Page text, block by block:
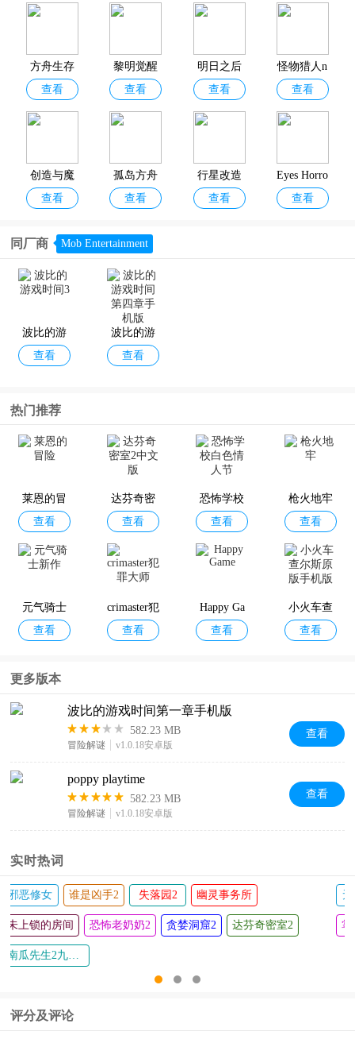
中玩家可以探索广阔的世界地图，并解锁各种任务、副本和隐藏地
来愉快的游戏体验，无论你是喜欢冒险、解谜还是探索新世界，这些
游戏都能满足你的需求！
方舟生存
进化手机
版
查看
黎明觉醒
生机官方
正版
查看
明日之后
最新版本2
026
查看
怪物猎人n
ow
查看
创造与魔
法2026最
查看
孤岛方舟
(SurvivalA
查看
行星改造
中文版
查看
Eyes Horro
r
查看
暴风雪超
机版
海克泽尼
亚
查看
险
查看
王朝手游
Tree)
同厂商 Mob Entertainment
波比的游
戏时间3
查看
波比的游
戏时间第
查看
热门推荐
莱恩的冒
险
查看
达芬奇密
室2中文版
查看
恐怖学校
白色情人
节
查看
枪火地牢
查看
元气骑士
新作
查看
crimaster犯
罪大师
查看
Happy Ga
me
查看
小火车查
尔斯原版
查看
更多版本
波比的游戏时间第一章手机版
582.23 MB
冒险解谜 v1.0.18安卓版
查看
poppy playtime
582.23 MB
冒险解谜 v1.0.18安卓版
查看
实时热词
的原罪 寺庙逃脱 密室逃脱绝境系列9无人医院
岛大冒险2 失落城堡各版本 地下城堡2 鬼魂游戏
恐怖冰淇淋版本大全
邪恶修
未上锁
评分及评论